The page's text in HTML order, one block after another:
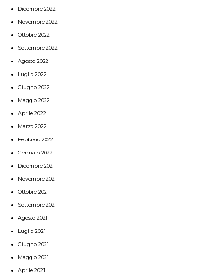
Dicembre 2022
Novembre 2022
Ottobre 2022
Settembre 2022
Agosto 2022
Luglio 2022
Giugno 2022
Maggio 2022
Aprile 2022
Marzo 2022
Febbraio 2022
Gennaio 2022
Dicembre 2021
Novembre 2021
Ottobre 2021
Settembre 2021
Agosto 2021
Luglio 2021
Giugno 2021
Maggio 2021
Aprile 2021